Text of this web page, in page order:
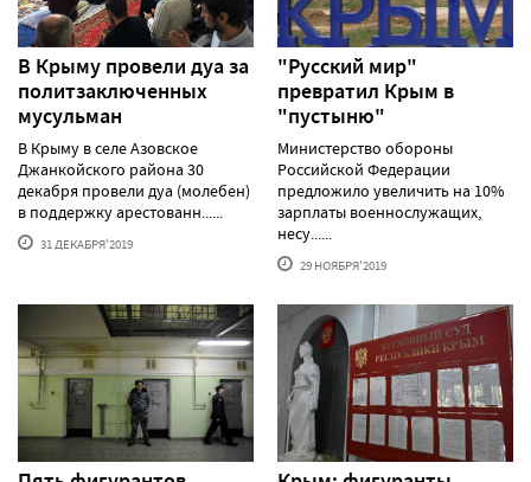
В Крыму провели дуа за
политзаключенных
мусульман
В Крыму в селе Азовское
Джанкойского района 30
декабря провели дуа (молебен)
в поддержку арестованн......
31 ДЕКАБРЯ'2019
"Русский мир"
превратил Крым в
"пустыню"
Министерство обороны
Российской Федерации
предложило увеличить на 10%
зарплаты военнослужащих,
несу......
29 НОЯБРЯ'2019